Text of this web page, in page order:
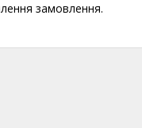
замовлення.